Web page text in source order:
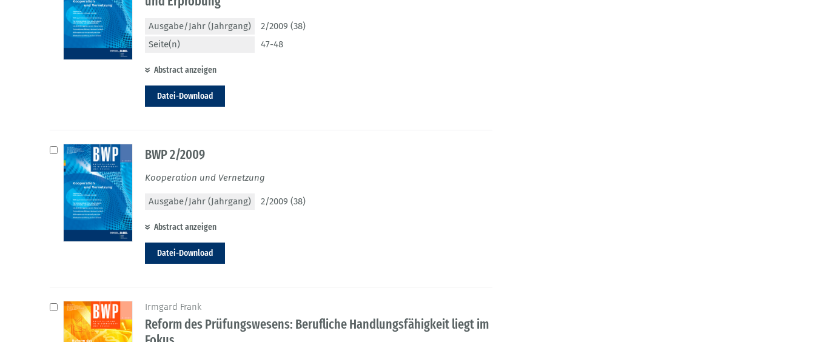
Ausgabe/Jahr (Jahrgang)
2/2009 (38)
Seite(n)
47-48
Abstract anzeigen
Datei-Download
BWP 2/2009
Kooperation und Vernetzung
Ausgabe/Jahr (Jahrgang) 2/2009 (38)
Abstract anzeigen
Datei-Download
Irmgard Frank
Reform des Prüfungswesens: Berufliche Handlungsfähigkeit liegt im